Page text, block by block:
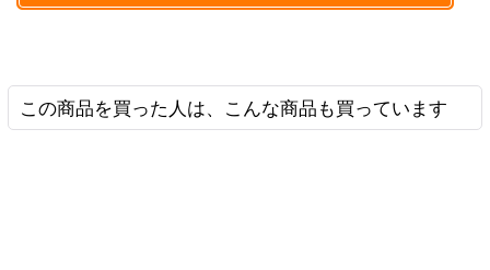
この商品を買った人は、こんな商品も買っています